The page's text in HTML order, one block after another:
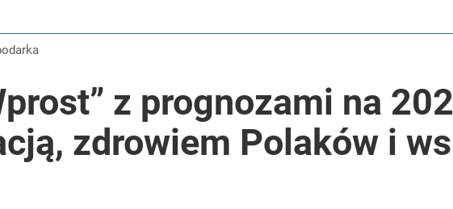
z prognozami na
zdrowiem Polaków i